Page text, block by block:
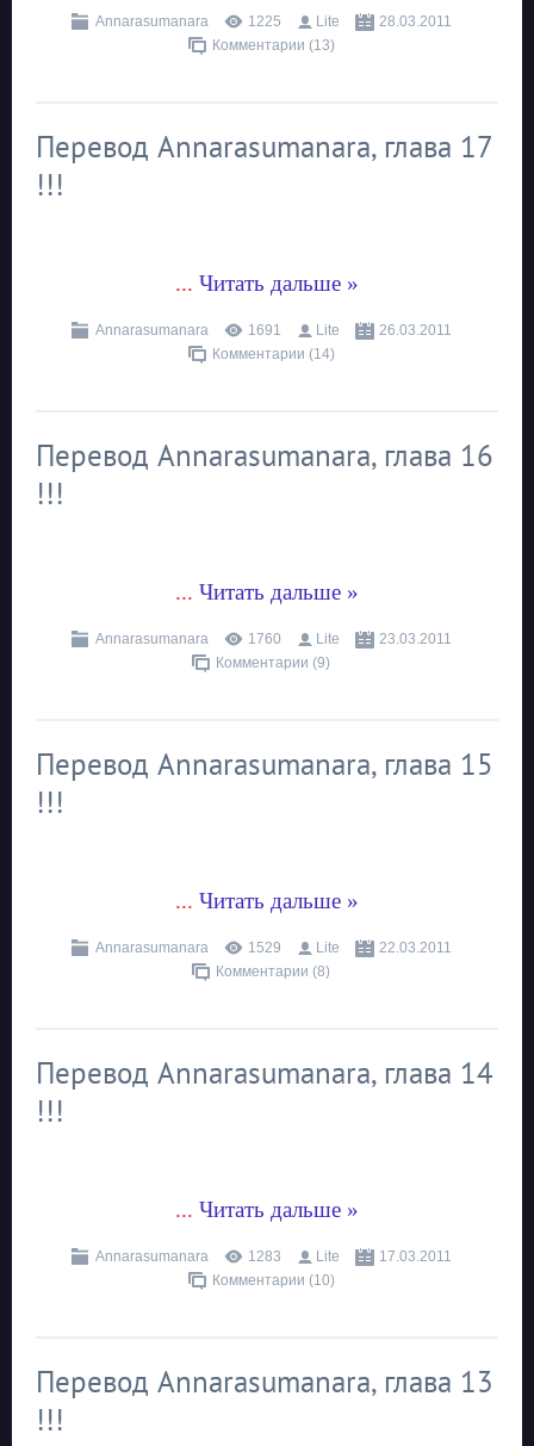
Annarasumanara 1225 Lite
28.03.2011
Комментарии (13)
Перевод Annarasumanara, глава 17
!!!
... Читать дальше »
Annarasumanara 1691 Lite
26.03.2011
Комментарии (14)
Перевод Annarasumanara, глава 16
!!!
... Читать дальше »
Annarasumanara 1760 Lite
23.03.2011
Комментарии (9)
Перевод Annarasumanara, глава 15
!!!
... Читать дальше »
Annarasumanara 1529 Lite
22.03.2011
Комментарии (8)
Перевод Annarasumanara, глава 14
!!!
... Читать дальше »
Annarasumanara 1283 Lite
17.03.2011
Комментарии (10)
Перевод Annarasumanara, глава 13
!!!